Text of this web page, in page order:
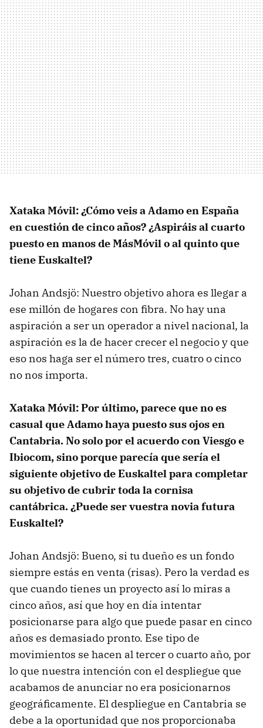
Xataka Móvil: ¿Cómo veis a Adamo en España
en cuestión de cinco años? ¿Aspiráis al cuarto
puesto en manos de MásMóvil o al quinto que
tiene Euskaltel?
Johan Andsjö: Nuestro objetivo ahora es llegar a
ese millón de hogares con fibra. No hay una
aspiración a ser un operador a nivel nacional, la
aspiración es la de hacer crecer el negocio y que
eso nos haga ser el número tres, cuatro o cinco
no nos importa.
Xataka Móvil: Por último, parece que no es
casual que Adamo haya puesto sus ojos en
Cantabria. No solo por el acuerdo con Viesgo e
Ibiocom, sino porque parecía que sería el
siguiente objetivo de Euskaltel para completar
su objetivo de cubrir toda la cornisa
cantábrica. ¿Puede ser vuestra novia futura
Euskaltel?
Johan Andsjö: Bueno, si tu dueño es un fondo
siempre estás en venta (risas). Pero la verdad es
que cuando tienes un proyecto así lo miras a
cinco años, así que hoy en día intentar
posicionarse para algo que puede pasar en cinco
años es demasiado pronto. Ese tipo de
movimientos se hacen al tercer o cuarto año, por
lo que nuestra intención con el despliegue que
acabamos de anunciar no era posicionarnos
geográficamente. El despliegue en Cantabria se
debe a la oportunidad que nos proporcionaba